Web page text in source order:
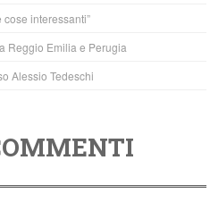
cose interessanti”
Reggio Emilia e Perugia
Alessio Tedeschi